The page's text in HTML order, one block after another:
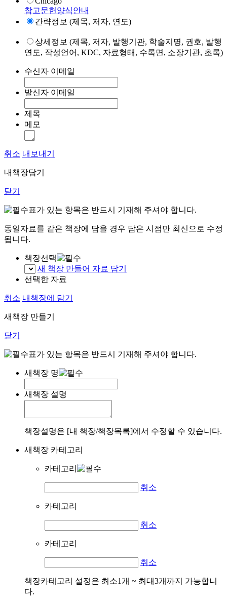
참고문헌양식안내
간략정보 (제목, 저자, 연도)
상세정보 (제목, 저자, 발행기관, 학술지명, 권호, 발행
연도, 작성언어, KDC, 자료형태, 수록면, 소장기관, 초록)
수신자 이메일
발신자 이메일
제목
메모
취소 내보내기
내책장담기
닫기
표가 있는 항목은 반드시 기재해 주셔야 합니다.
동일자료를 같은 책장에 담을 경우 담은 시점만 최신으로 수정
됩니다.
책장선택
새 책장 만들어 자료 담기
선택한 자료
취소 내책장에 담기
새책장 만들기
닫기
표가 있는 항목은 반드시 기재해 주셔야 합니다.
새책장 명
새책장 설명
책장설명은 [내 책장/책장목록]에서 수정할 수 있습니다.
새책장 카테고리
카테고리
취소
카테고리
취소
카테고리
취소
책장카테고리 설정은 최소1개 ~ 최대3개까지 가능합니
다.